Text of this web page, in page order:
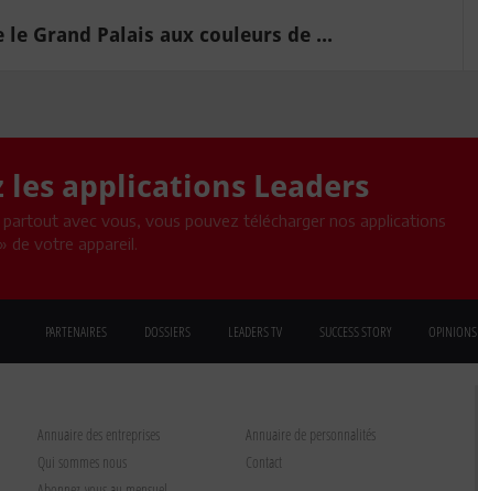
le Grand Palais aux couleurs de ...
les applications Leaders
avec vous, vous pouvez télécharger nos applications
de votre appareil.
PARTENAIRES DOSSIERS LEADERS TV SUCCESS STORY OPINIONS
Annuaire des entreprises
Annuaire de personnalités
Qui sommes nous
Contact